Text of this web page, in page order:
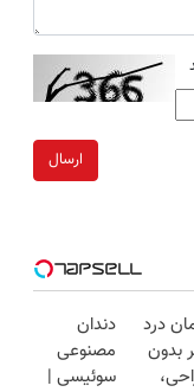
ارسال
درد
بدون
دندان
مصنوعی
سوئیسی |